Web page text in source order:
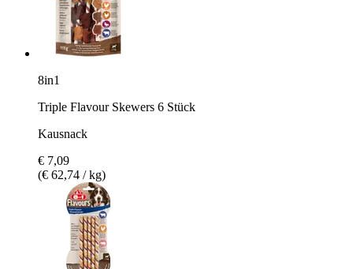
8in1
Triple Flavour Skewers 6 Stück
Kausnack
€ 7,09
(€ 62,74 / kg)